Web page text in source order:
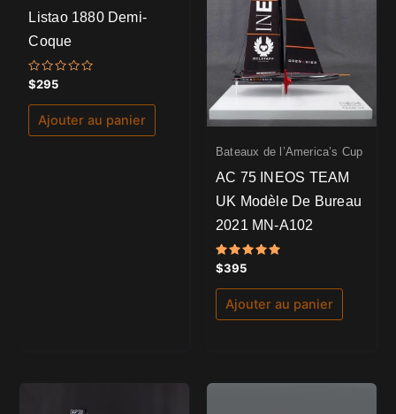
Listao 1880 Demi-
Coque
Note
0
sur
$295
Ajouter au panier
Bateaux de l’America’s Cup
AC 75 INEOS TEAM
UK Modèle De Bureau
2021 MN-A102
Note
5.00
sur 5
$395
Ajouter au panier